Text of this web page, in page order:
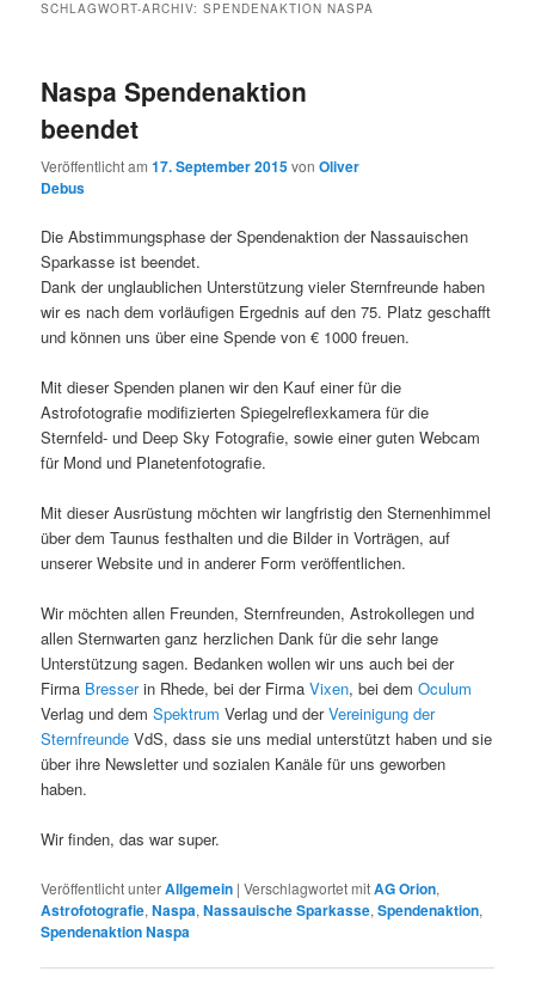
SCHLAGWORT-ARCHIV:SPENDENAKTION NASPA
Naspa Spendenaktion
beendet
Veröffentlicht am17. September 2015vonOliver
Debus
Die Abstimmungsphase der Spendenaktion der Nassauischen
Sparkasse ist beendet.
Dank der unglaublichen Unterstützung vieler Sternfreunde haben
wir es nach dem vorläufigen Ergednis auf den 75. Platz geschafft
und können uns über eine Spende von € 1000 freuen.
Mit dieser Spenden planen wir den Kauf einer für die
Astrofotografie modifizierten Spiegelreflexkamera für die
Sternfeld- und Deep Sky Fotografie, sowie einer guten Webcam
für Mond und Planetenfotografie.
Mit dieser Ausrüstung möchten wir langfristig den Sternenhimmel
über dem Taunus festhalten und die Bilder in Vorträgen, auf
unserer Website und in anderer Form veröffentlichen.
Wir möchten allen Freunden, Sternfreunden, Astrokollegen und
allen Sternwarten ganz herzlichen Dank für die sehr lange
Unterstützung sagen. Bedanken wollen wir uns auch bei der
Firma Bresserin Rhede, bei der FirmaVixen, bei demOculum
Verlag und demSpektrum Verlag und derVereinigung der
Sternfreunde VdS, dass sie uns medial unterstützt haben und sie
über ihre Newsletter und sozialen Kanäle für uns geworben
haben.
Wir finden, das war super.
Veröffentlicht unterAllgemein |Verschlagwortet mitAG Orion,
Astrofotografie,Naspa,Nassauische Sparkasse,Spendenaktion,
Spendenaktion Naspa